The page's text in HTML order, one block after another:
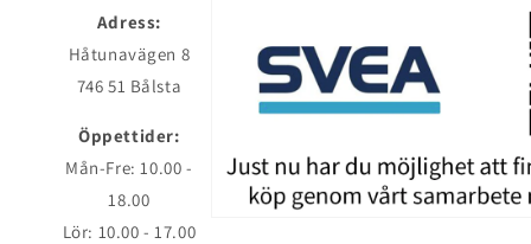
Adress:
Håtunavägen 8
746 51 Bålsta
Öppettider:
Mån-Fre: 10.00 -
18.00
Lör: 10.00 - 17.00